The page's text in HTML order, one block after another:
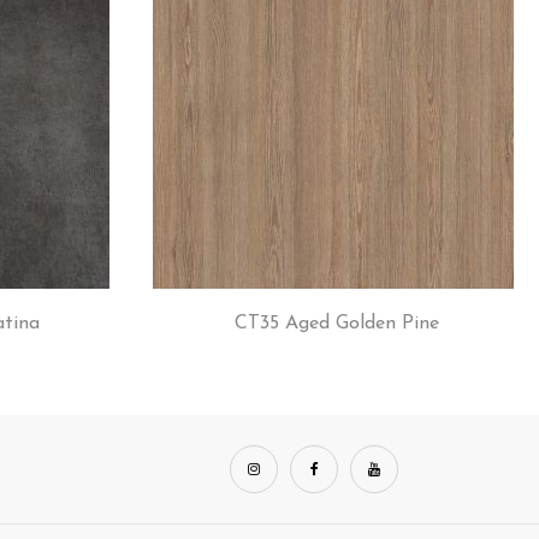
CT35 Aged Golden Pine